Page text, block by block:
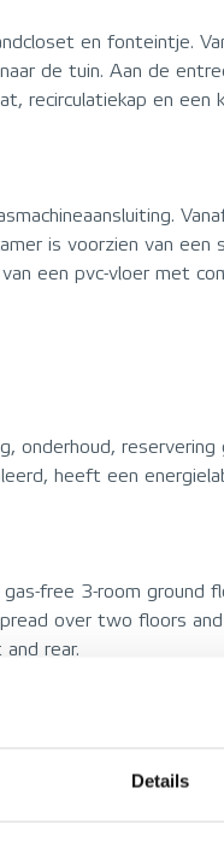
Details
en fonteintje.
de tuin. Aan de
recirculatiekap en
is voorzien van
een pvc-vloer met
onderhoud,
heeft een
free 3-room
over two floors
rear.
as is the
facilities, and
Vennep is a
with only local traffic.